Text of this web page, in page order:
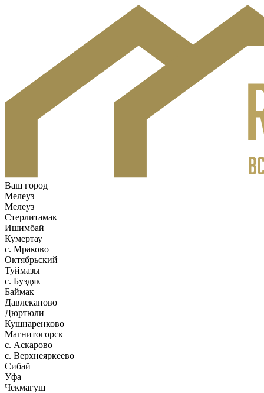
Ваш город
Мелеуз
Мелеуз
Стерлитамак
Ишимбай
Кумертау
c. Мраково
Октябрьский
Туймазы
c. Буздяк
Баймак
Давлеканово
Дюртюли
Кушнаренково
Магнитогорск
с. Аскарово
с. Верхнеяркеево
Сибай
Уфа
Чекмагуш